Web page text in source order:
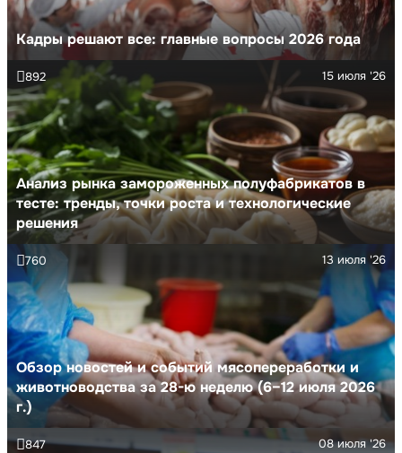
Кадры решают все: главные вопросы 2026 года
Анализ рынка замороженных полуфабрикатов в
тесте: тренды, точки роста и технологические
решения
15 июля '26
892
Обзор новостей и событий мясопереработки и
животноводства за 28-ю неделю (6–12 июля 2026
г.)
13 июля '26
760
08 июля '26
847